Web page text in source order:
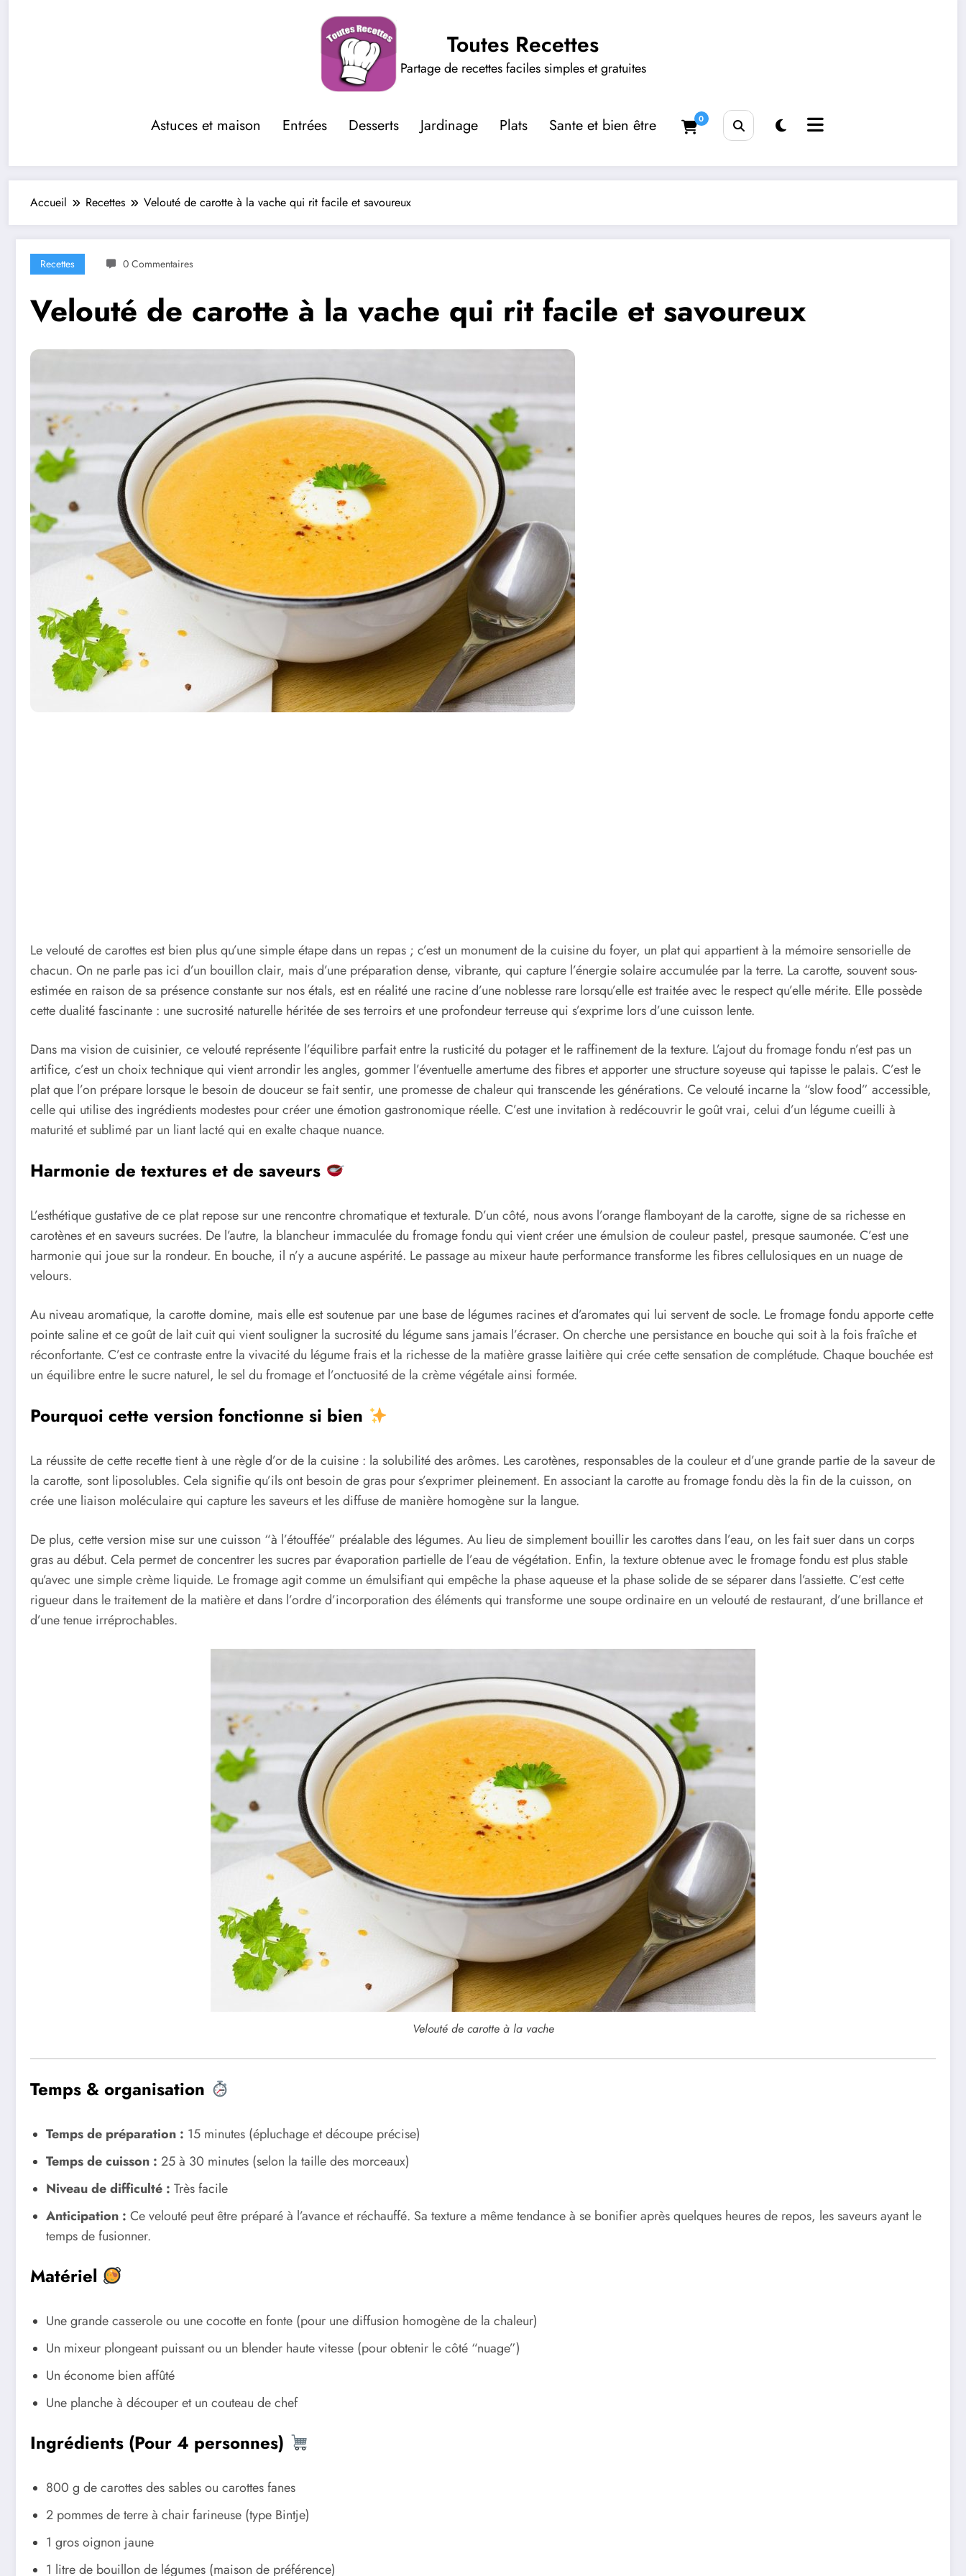
Toutes Recettes
Partage de recettes faciles simples et gratuites
Astuces et maison Entrées Desserts Jardinage Plats Sante et bien être 0
Accueil Recettes Velouté de carotte à la vache qui rit facile et savoureux
Recettes 0 Commentaires
Velouté de carotte à la vache qui rit facile et savoureux
Le velouté de carottes est bien plus qu’une simple étape dans un repas ; c’est un monument de la cuisine du foyer, un plat qui appartient à la mémoire sensorielle de
chacun. On ne parle pas ici d’un bouillon clair, mais d’une préparation dense, vibrante, qui capture l’énergie solaire accumulée par la terre. La carotte, souvent sous-
estimée en raison de sa présence constante sur nos étals, est en réalité une racine d’une noblesse rare lorsqu’elle est traitée avec le respect qu’elle mérite. Elle possède
cette dualité fascinante : une sucrosité naturelle héritée de ses terroirs et une profondeur terreuse qui s’exprime lors d’une cuisson lente.
Dans ma vision de cuisinier, ce velouté représente l’équilibre parfait entre la rusticité du potager et le raffinement de la texture. L’ajout du fromage fondu n’est pas un
artifice, c’est un choix technique qui vient arrondir les angles, gommer l’éventuelle amertume des fibres et apporter une structure soyeuse qui tapisse le palais. C’est le
plat que l’on prépare lorsque le besoin de douceur se fait sentir, une promesse de chaleur qui transcende les générations. Ce velouté incarne la “slow food” accessible,
celle qui utilise des ingrédients modestes pour créer une émotion gastronomique réelle. C’est une invitation à redécouvrir le goût vrai, celui d’un légume cueilli à
maturité et sublimé par un liant lacté qui en exalte chaque nuance.
Harmonie de textures et de saveurs
L’esthétique gustative de ce plat repose sur une rencontre chromatique et texturale. D’un côté, nous avons l’orange flamboyant de la carotte, signe de sa richesse en
carotènes et en saveurs sucrées. De l’autre, la blancheur immaculée du fromage fondu qui vient créer une émulsion de couleur pastel, presque saumonée. C’est une
harmonie qui joue sur la rondeur. En bouche, il n’y a aucune aspérité. Le passage au mixeur haute performance transforme les fibres cellulosiques en un nuage de
velours.
Au niveau aromatique, la carotte domine, mais elle est soutenue par une base de légumes racines et d’aromates qui lui servent de socle. Le fromage fondu apporte cette
pointe saline et ce goût de lait cuit qui vient souligner la sucrosité du légume sans jamais l’écraser. On cherche une persistance en bouche qui soit à la fois fraîche et
réconfortante. C’est ce contraste entre la vivacité du légume frais et la richesse de la matière grasse laitière qui crée cette sensation de complétude. Chaque bouchée est
un équilibre entre le sucre naturel, le sel du fromage et l’onctuosité de la crème végétale ainsi formée.
Pourquoi cette version fonctionne si bien
La réussite de cette recette tient à une règle d’or de la cuisine : la solubilité des arômes. Les carotènes, responsables de la couleur et d’une grande partie de la saveur de
la carotte, sont liposolubles. Cela signifie qu’ils ont besoin de gras pour s’exprimer pleinement. En associant la carotte au fromage fondu dès la fin de la cuisson, on
crée une liaison moléculaire qui capture les saveurs et les diffuse de manière homogène sur la langue.
De plus, cette version mise sur une cuisson “à l’étouffée” préalable des légumes. Au lieu de simplement bouillir les carottes dans l’eau, on les fait suer dans un corps
gras au début. Cela permet de concentrer les sucres par évaporation partielle de l’eau de végétation. Enfin, la texture obtenue avec le fromage fondu est plus stable
qu’avec une simple crème liquide. Le fromage agit comme un émulsifiant qui empêche la phase aqueuse et la phase solide de se séparer dans l’assiette. C’est cette
rigueur dans le traitement de la matière et dans l’ordre d’incorporation des éléments qui transforme une soupe ordinaire en un velouté de restaurant, d’une brillance et
d’une tenue irréprochables.
Velouté de carotte à la vache
Temps & organisation
Temps de préparation : 15 minutes (épluchage et découpe précise)
Temps de cuisson : 25 à 30 minutes (selon la taille des morceaux)
Niveau de difficulté : Très facile
Anticipation : Ce velouté peut être préparé à l’avance et réchauffé. Sa texture a même tendance à se bonifier après quelques heures de repos, les saveurs ayant le
temps de fusionner.
Matériel
Une grande casserole ou une cocotte en fonte (pour une diffusion homogène de la chaleur)
Un mixeur plongeant puissant ou un blender haute vitesse (pour obtenir le côté “nuage”)
Un économe bien affûté
Une planche à découper et un couteau de chef
Ingrédients (Pour 4 personnes)
800 g de carottes des sables ou carottes fanes
2 pommes de terre à chair farineuse (type Bintje)
1 gros oignon jaune
1 litre de bouillon de légumes (maison de préférence)